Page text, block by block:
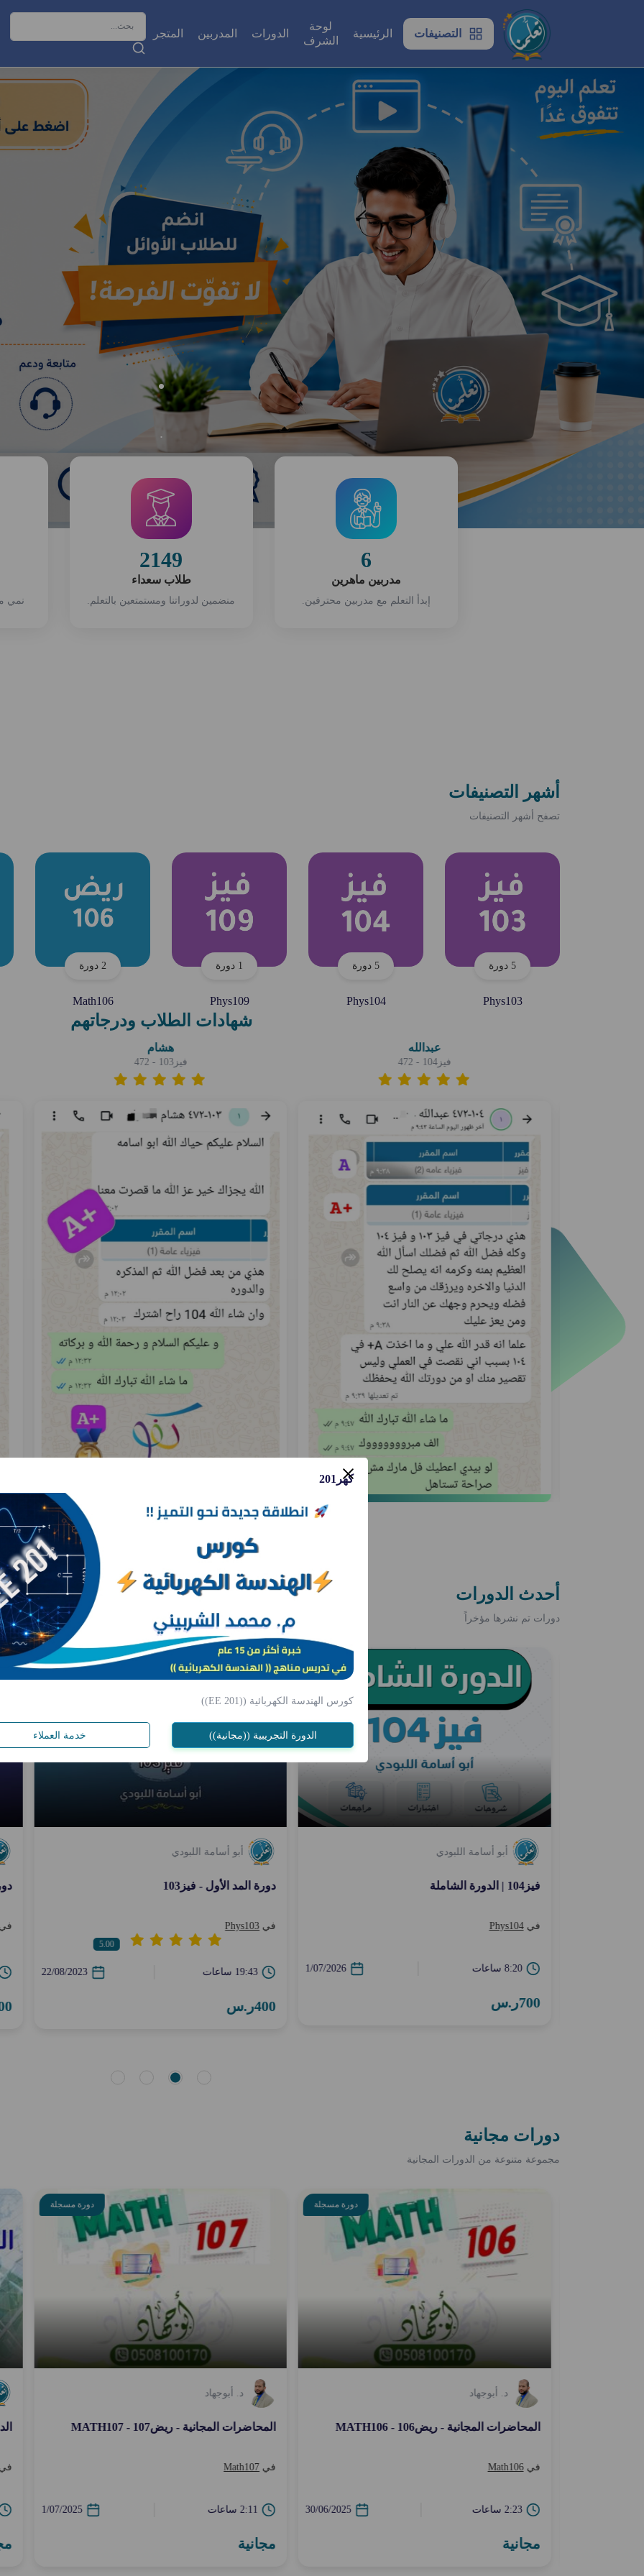
التصنيفات الرئيسية
لوحة
الشرف
الدورات المدربين المتجر
.
.
6
مدربين ماهرين
إبدأ التعلم مع مدربين محترفين.
2149
طلاب سعداء
منضمين لدوراتنا ومستمتعين بالتعلم. نمي
أشهر التصنيفات
تصفح أشهر التصنيفات
5 دورة
Phys103
5 دورة
Phys104
1 دورة
Phys109
2 دورة
Math106
شهادات الطلاب ودرجاتهم
عبدالله
فيز104 - 472
هشام
فيز103 - 472
أحدث الدورات
دورات تم نشرها مؤخراً
جديد
أبو أسامة اللبودي
فيز104 | الدورة الشاملة
في Phys104
8:20 ساعات 1/07/2026
700ر.س
جديد
أبو أسامة اللبودي
دورة المد الأول - فيز103
في Phys103
5.00
19:43 ساعات 22/08/2023
400ر.س
دورات مجانية
مجموعة متنوعة من الدورات المجانية
دورة مسجلة
د. أبوجهاد
المحاضرات المجانية - ريض106 - MATH106
في Math106
2:23 ساعات 30/06/2025
مجانية
دورة مسجلة
د. أبوجهاد
المحاضرات المجانية - ريض107 - MATH107
في Math107
2:11 ساعات 1/07/2025
مجانية
كهر201
كورس الهندسة الكهربائية ((EE 201))
الدورة التجريبية ((مجانية)) خدمة العملاء